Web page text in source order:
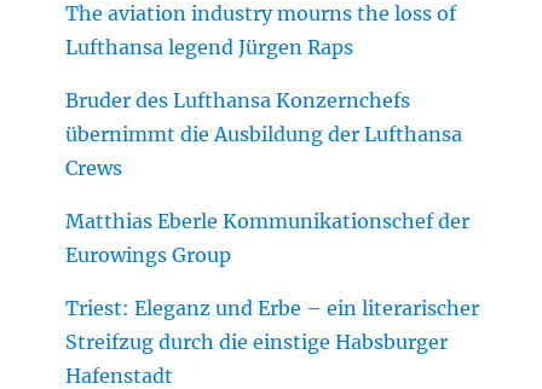
The aviation industry mourns the loss of
Lufthansa legend Jürgen Raps
Bruder des Lufthansa Konzernchefs
übernimmt die Ausbildung der Lufthansa
Crews
Matthias Eberle Kommunikationschef der
Eurowings Group
Triest: Eleganz und Erbe – ein literarischer
Streifzug durch die einstige Habsburger
Hafenstadt